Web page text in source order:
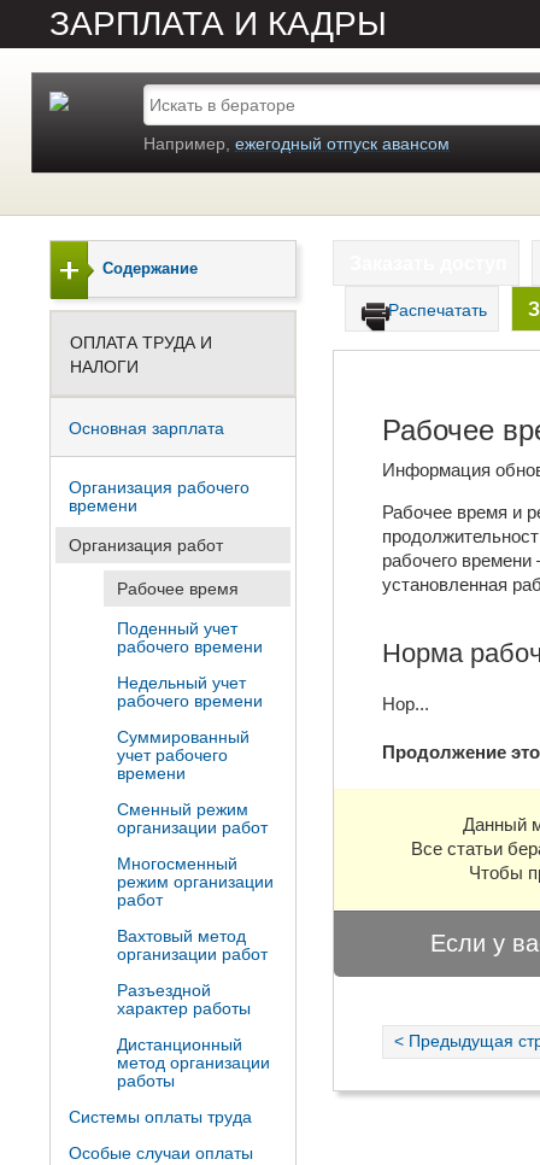
ЗАРПЛАТА И КАДРЫ
Например, ежегодный отпуск авансом
Распечатать
Рабочее
Информация
Рабочее время и
рабочего времени
установленная
Норма
Нор...
Продолжение
Данный
Все статьи
Чтобы
Если у
< Предыдущая
Содержание
ОПЛАТА ТРУДА И
НАЛОГИ
Основная зарплата
Организация рабочего
времени
Организация работ
Рабочее время
Поденный учет
рабочего времени
Недельный учет
рабочего времени
Суммированный
учет рабочего
времени
Сменный режим
организации работ
Многосменный
режим организации
работ
Вахтовый метод
организации работ
Разъездной
характер работы
Дистанционный
метод организации
работы
Системы оплаты труда
Особые случаи оплаты